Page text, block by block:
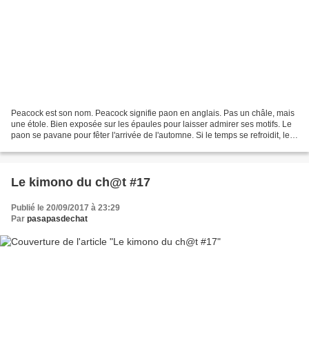
Peacock est son nom. Peacock signifie paon en anglais. Pas un châle, mais
une étole. Bien exposée sur les épaules pour laisser admirer ses motifs. Le
paon se pavane pour fêter l'arrivée de l'automne. Si le temps se refroidit, les
Le kimono du ch@t #17
Publié le 20/09/2017 à 23:29
Par pasapasdechat